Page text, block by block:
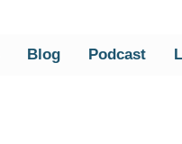
Blog Podcast